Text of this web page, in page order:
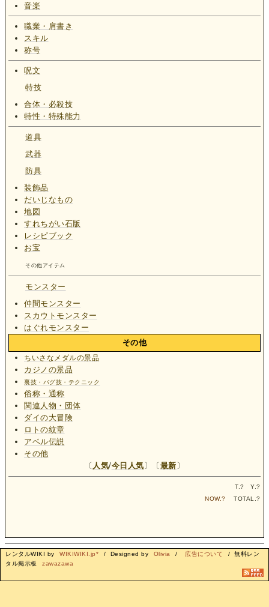
音楽
職業・肩書き
スキル
称号
呪文
特技
合体・必殺技
特性・特殊能力
道具
武器
防具
装飾品
だいじなもの
地図
すれちがい石版
レシピブック
お宝
その他アイテム
モンスター
仲間モンスター
スカウトモンスター
はぐれモンスター
その他
ちいさなメダルの景品
カジノの景品
裏技・バグ技・テクニック
俗称・通称
関連人物・団体
ダイの大冒険
ロトの紋章
アベル伝説
その他
〔 人気/今日人気 〕〔 最新 〕
T.? Y.?
NOW.? TOTAL.?
レンタルWIKI by WIKIWIKI.jp* / Designed by Olivia / 広告について
/ 無料レン
タル掲示板
zawazawa